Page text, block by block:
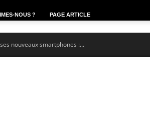
NOUS ? PAGE ARTICLE
nouveaux smartphones :...